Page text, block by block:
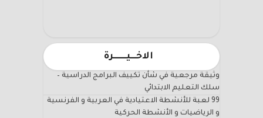
الاخـــيـــــــرة
وثيقة مرجعية في شأن تكييف البرامج الدراسية –
سلك التعليم الابتدائي
99 لعبة للأنشطة الاعتيادية في العربية و الفرنسية
و الرياضيات و الأنشطة الحركية